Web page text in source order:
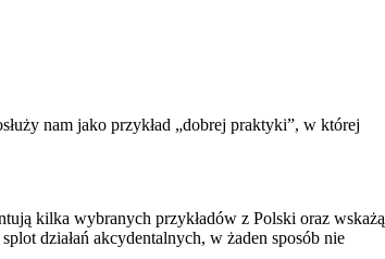
nam jako przykład „dobrej praktyki”, w której
kilka wybranych przykładów z Polski oraz wskażą
działań akcydentalnych, w żaden sposób nie